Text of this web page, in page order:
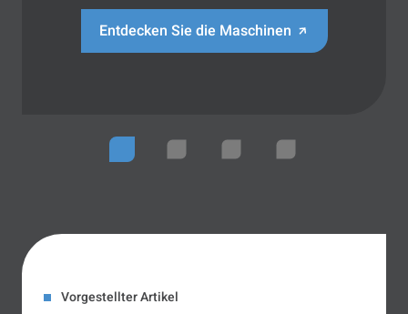
Entdecken Sie die Maschinen
Vorgestellter Artikel